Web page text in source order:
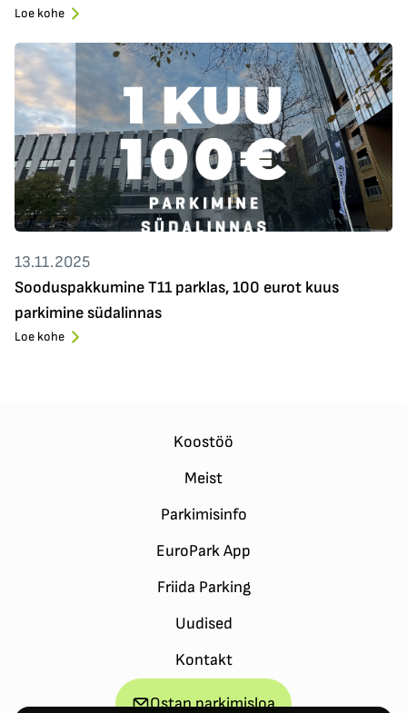
Loe kohe
13.11.2025
Sooduspakkumine T11 parklas, 100 eurot kuus
parkimine südalinnas
Loe kohe
Koostöö
Meist
Parkimisinfo
EuroPark App
Friida Parking
Uudised
Kontakt
Ostan parkimisloa